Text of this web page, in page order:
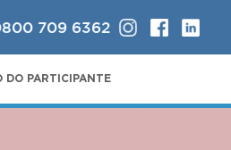
709 6362
DO PARTICIPANTE